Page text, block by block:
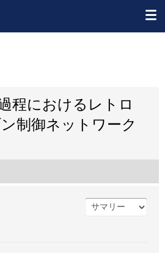
程におけるレトロ
制御ネットワーク